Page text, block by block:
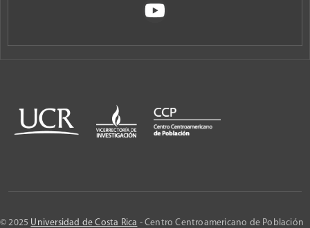
© 2025 Universidad de Costa Rica - Centro Centroamericano de Población